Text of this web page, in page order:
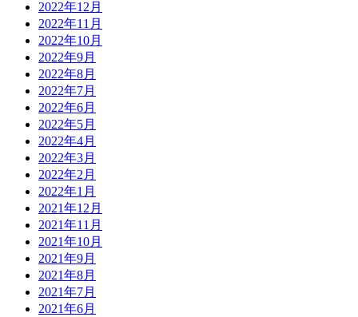
2022年12月
2022年11月
2022年10月
2022年9月
2022年8月
2022年7月
2022年6月
2022年5月
2022年4月
2022年3月
2022年2月
2022年1月
2021年12月
2021年11月
2021年10月
2021年9月
2021年8月
2021年7月
2021年6月